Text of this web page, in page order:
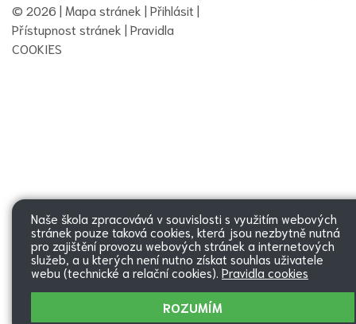
© 2026 | Mapa stránek | Přihlásit |
Přístupnost stránek | Pravidla
COOKIES
Naše škola zpracovává v souvislosti s využitím webových
stránek pouze taková cookies, která jsou nezbytně nutná
pro zajištění provozu webových stránek a internetových
služeb, a u kterých není nutno získat souhlas uživatele
webu (technické a relační cookies). Pravidla cookies
ROZUMÍM